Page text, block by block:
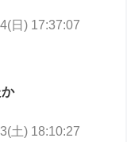
日) 17:37:07
土) 18:10:27